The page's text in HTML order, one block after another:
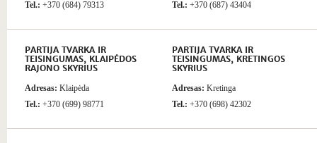
Tel.: +370 (684) 79313
Tel.: +370 (687) 43404
PARTIJA TVARKA IR
TEISINGUMAS, KLAIPĖDOS
RAJONO SKYRIUS
Adresas: Klaipėda
Tel.: +370 (699) 98771
PARTIJA TVARKA IR
TEISINGUMAS, KRETINGOS
SKYRIUS
Adresas: Kretinga
Tel.: +370 (698) 42302